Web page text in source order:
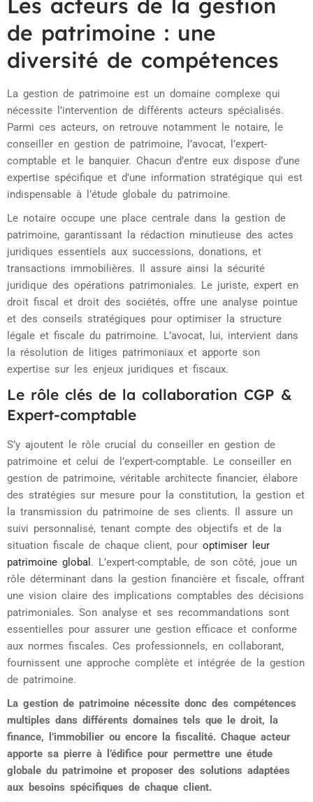
Les acteurs de la gestion
de patrimoine : une
diversité de compétences
La gestion de patrimoine est un domaine complexe qui
nécessite l’intervention de différents acteurs spécialisés.
Parmi ces acteurs, on retrouve notamment le notaire, le
conseiller en gestion de patrimoine, l’avocat, l’expert-
comptable et le banquier. Chacun d’entre eux dispose d’une
expertise spécifique et d’une information stratégique qui est
indispensable à l’étude globale du patrimoine.
Le notaire occupe une place centrale dans la gestion de
patrimoine, garantissant la rédaction minutieuse des actes
juridiques essentiels aux successions, donations, et
transactions immobilières. Il assure ainsi la sécurité
juridique des opérations patrimoniales. Le juriste, expert en
droit fiscal et droit des sociétés, offre une analyse pointue
et des conseils stratégiques pour optimiser la structure
légale et fiscale du patrimoine. L’avocat, lui, intervient dans
la résolution de litiges patrimoniaux et apporte son
expertise sur les enjeux juridiques et fiscaux.
Le rôle clés de la collaboration CGP &
Expert-comptable
S’y ajoutent le rôle crucial du conseiller en gestion de
patrimoine et celui de l’expert-comptable. Le conseiller en
gestion de patrimoine, véritable architecte financier, élabore
des stratégies sur mesure pour la constitution, la gestion et
la transmission du patrimoine de ses clients. Il assure un
suivi personnalisé, tenant compte des objectifs et de la
situation fiscale de chaque client, pour optimiser leur
patrimoine global . L’expert-comptable, de son côté, joue un
rôle déterminant dans la gestion financière et fiscale, offrant
une vision claire des implications comptables des décisions
patrimoniales. Son analyse et ses recommandations sont
essentielles pour assurer une gestion efficace et conforme
aux normes fiscales. Ces professionnels, en collaborant,
fournissent une approche complète et intégrée de la gestion
de patrimoine.
La gestion de patrimoine nécessite donc des compétences
multiples dans différents domaines tels que le droit, la
finance, l’immobilier ou encore la fiscalité. Chaque acteur
apporte sa pierre à l’édifice pour permettre une étude
globale du patrimoine et proposer des solutions adaptées
aux besoins spécifiques de chaque client.